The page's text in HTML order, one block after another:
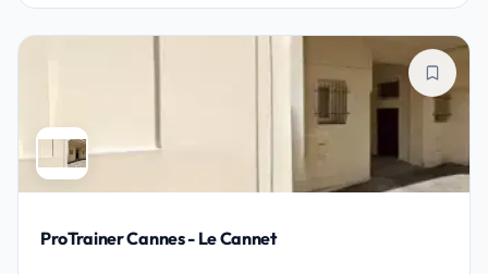
ProTrainer Cannes - Le Cannet